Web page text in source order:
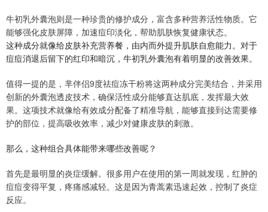
牛初乳外囊泡则是一种珍贵的修护成分，富含多种营养活性物质。它
能够强化皮肤屏障，加速痘印淡化，帮助肌肤恢复健康状态。
这种成分就像给皮肤补充营养餐，由内而外提升肌肤自愈能力。对于
痘痘消退后留下的红印和暗沉，牛初乳外囊泡有着明显的改善效果。
值得一提的是，芈伴侣9度祛痘冻干粉将这两种成分完美结合，并采用
创新的外囊泡透皮技术，确保活性成分能够直达肌底，发挥最大效
果。这项技术就像给有效成分配备了精准导航，能够直接到达需要修
护的部位，提高吸收效率，减少对健康皮肤的刺激。
那么，这种组合具体能带来哪些改善呢？
首先是最明显的炎症缓解。很多用户在使用的第一周就发现，红肿的
痘痘变得平复，疼痛感减轻。这是因为青蒿素迅速起效，控制了炎症
反应。